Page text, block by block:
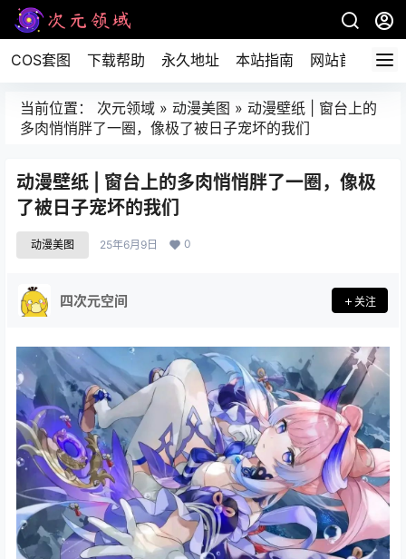
COS套图 下载帮助 永久地址 本站指南 网站首页
当前位置： 次元领域 » 动漫美图 » 动漫壁纸 | 窗台上的
多肉悄悄胖了一圈，像极了被日子宠坏的我们
动漫壁纸 | 窗台上的多肉悄悄胖了一圈，像极
了被日子宠坏的我们
动漫美图 25年6月9日 0
四次元空间 关注